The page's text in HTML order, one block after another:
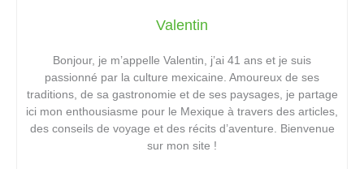
Valentin
Bonjour, je m’appelle Valentin, j’ai 41 ans et je suis
passionné par la culture mexicaine. Amoureux de ses
traditions, de sa gastronomie et de ses paysages, je partage
ici mon enthousiasme pour le Mexique à travers des articles,
des conseils de voyage et des récits d’aventure. Bienvenue
sur mon site !